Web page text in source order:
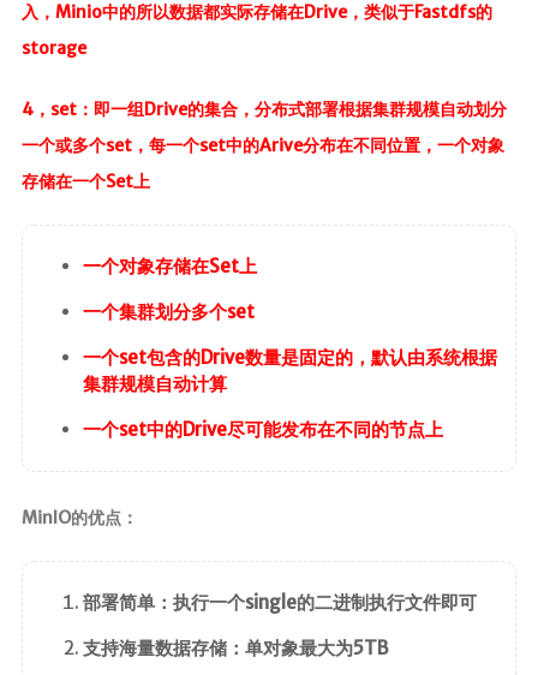
入，Minio中的所以数据都实际存储在Drive，类似于Fastdfs的
storage
4，set：即一组Drive的集合，分布式部署根据集群规模自动划分
一个或多个set，每一个set中的Arive分布在不同位置，一个对象
存储在一个Set上
一个对象存储在Set上
一个集群划分多个set
一个set包含的Drive数量是固定的，默认由系统根据
集群规模自动计算
一个set中的Drive尽可能发布在不同的节点上
MinIO的优点：
部署简单：执行一个single的二进制执行文件即可
支持海量数据存储：单对象最大为5TB
MapStruct
微服务
Netty
Zookeeper
Dubbo
SpringCloud
SpringCloudAlibaba
数据库
Mysql
ElasticSearch7.x